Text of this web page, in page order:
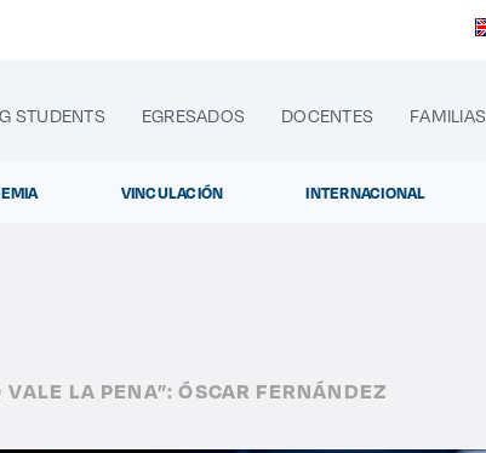
STUDENTS EGRESADOS DOCENTES FAMILIAS
VINCULACIÓN INTERNACIONAL
LA PENA”: ÓSCAR FERNÁNDEZ